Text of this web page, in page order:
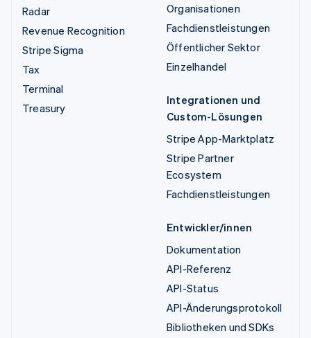
Radar
Revenue Recognition
Stripe Sigma
Tax
Terminal
Treasury
Organisationen
Fachdienstleistungen
Öffentlicher Sektor
Einzelhandel
Integrationen und
Custom-Lösungen
Stripe App-Marktplatz
Stripe Partner
Ecosystem
Fachdienstleistungen
Entwickler/innen
Dokumentation
API-Referenz
API-Status
API-Änderungsprotokoll
Bibliotheken und SDKs